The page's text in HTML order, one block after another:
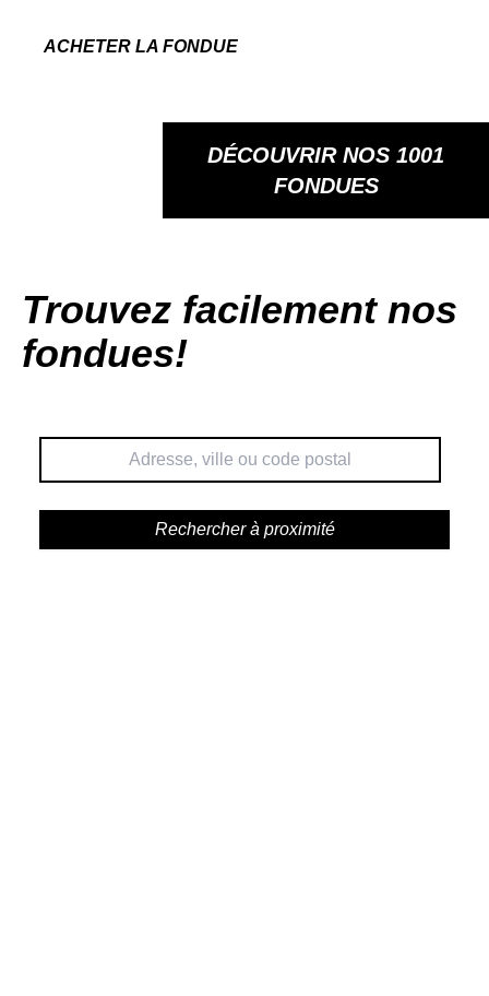
ACHETER LA FONDUE
DÉCOUVRIR NOS 1001
FONDUES
Trouvez facilement nos
fondues!